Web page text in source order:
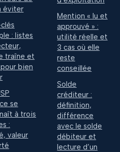
éviter
: listes
traîne et
bien
se
à trois
:
valeur
Mention « lu et
approuvé » :
utilité réelle et
3 cas où elle
reste
conseillée
Solde
créditeur :
définition,
différence
avec le solde
débiteur et
lecture d’un